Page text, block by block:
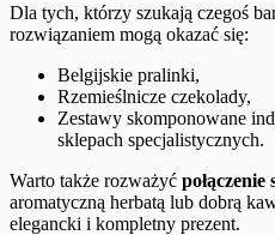
Dla tych, którzy szukają czegoś
rozwiązaniem mogą okazać się:
Belgijskie pralinki,
Rzemieślnicze czekolady,
Zestawy skomponowane
sklepach specjalistycznych.
Warto także rozważyć połączenie
aromatyczną herbatą lub dobrą
elegancki i kompletny prezent.